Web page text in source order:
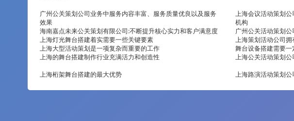
广州公关策划公司业务中服务内容丰富、服务质量优良以及服务
效果
上海会议活动策划
机构
海南嘉点未来公关策划有限公司:不断提升核心实力和客户满意度
广州公关活动策划公
上海灯光舞台搭建着实需要一些关键要素
上海策划活动公司
上海大型活动策划是一项复杂而重要的工作
舞台设备搭建需要
上海的舞台搭建制作行业充满活力和创造性
上海公关活动策划
上海桁架舞台搭建的最大优势
上海路演活动策划